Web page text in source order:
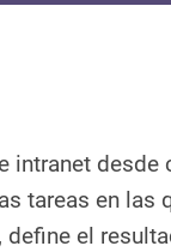
intranet
tareas en
el